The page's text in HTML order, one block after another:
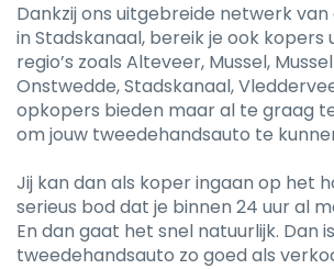
Dankzij ons uitgebreide netwerk
in Stadskanaal, bereik je ook kopers
regio’s zoals Alteveer, Mussel,
Onstwedde, Stadskanaal,
opkopers bieden maar al te graag
om jouw tweedehandsauto te
Jij kan dan als koper ingaan op het
serieus bod dat je binnen 24 uur al
En dan gaat het snel natuurlijk. Dan
tweedehandsauto zo goed als